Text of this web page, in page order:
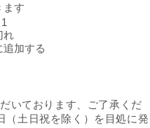
す
を減らす
れ
追加する
いております、ご了承くだ
土日祝を除く）を目処に発